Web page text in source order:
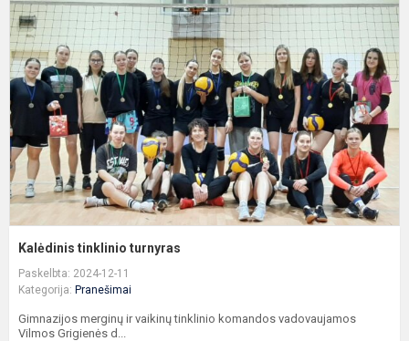
Kalėdinis tinklinio turnyras
Paskelbta: 2024-12-11
Kategorija: Pranešimai
Gimnazijos merginų ir vaikinų tinklinio komandos vadovaujamos
Vilmos Grigienės d...